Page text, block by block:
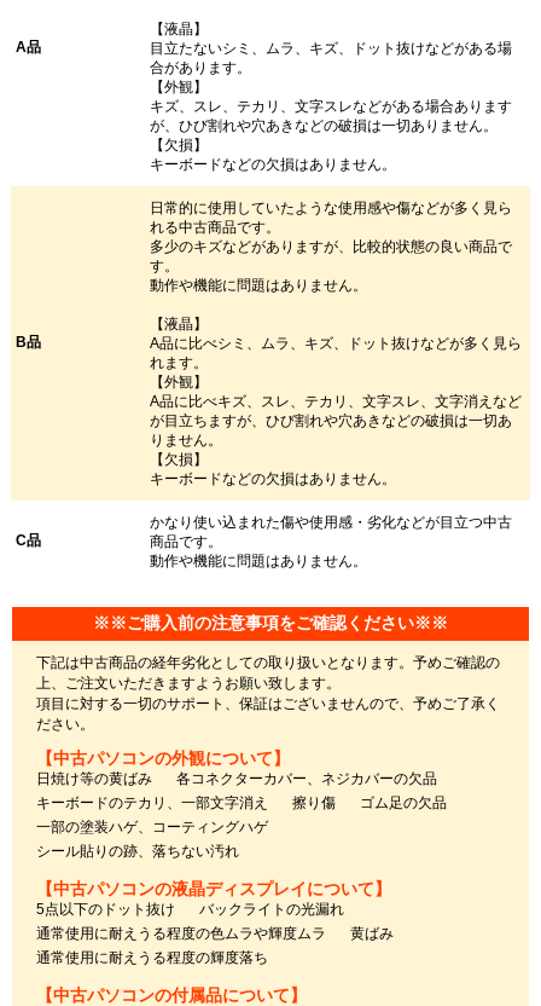
A品
【液晶】
目立たないシミ、ムラ、キズ、ドット抜けなどがある場
合があります。
【外観】
キズ、スレ、テカリ、文字スレなどがある場合あります
が、ひび割れや穴あきなどの破損は一切ありません。
【欠損】
キーボードなどの欠損はありません。
B品
日常的に使用していたような使用感や傷などが多く見ら
れる中古商品です。
多少のキズなどがありますが、比較的状態の良い商品で
す。
動作や機能に問題はありません。
【液晶】
A品に比べシミ、ムラ、キズ、ドット抜けなどが多く見ら
れます。
【外観】
A品に比べキズ、スレ、テカリ、文字スレ、文字消えなど
が目立ちますが、ひび割れや穴あきなどの破損は一切あ
りません。
【欠損】
キーボードなどの欠損はありません。
C品
かなり使い込まれた傷や使用感・劣化などが目立つ中古
商品です。
動作や機能に問題はありません。
※※ご購入前の注意事項をご確認ください※※
下記は中古商品の経年劣化としての取り扱いとなります。予めご確認の
上、ご注文いただきますようお願い致します。
項目に対する一切のサポート、保証はございませんので、予めご了承く
ださい。
【中古パソコンの外観について】
日焼け等の黄ばみ
各コネクターカバー、ネジカバーの欠品
キーボードのテカリ、一部文字消え
擦り傷
ゴム足の欠品
一部の塗装ハゲ、コーティングハゲ
シール貼りの跡、落ちない汚れ
【中古パソコンの液晶ディスプレイについて】
5点以下のドット抜け
バックライトの光漏れ
通常使用に耐えうる程度の色ムラや輝度ムラ
黄ばみ
通常使用に耐えうる程度の輝度落ち
【中古パソコンの付属品について】